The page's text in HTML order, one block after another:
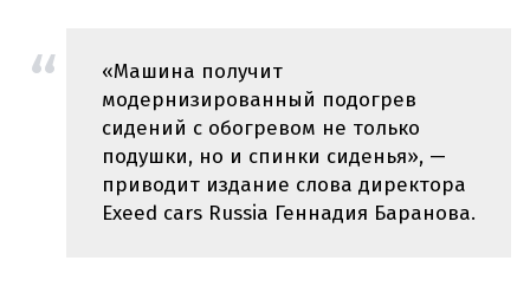
«Машина получит
модернизированный подогрев
сидений с обогревом не только
подушки, но и спинки сиденья», —
приводит издание слова директора
Exeed cars Russia Геннадия Баранова.